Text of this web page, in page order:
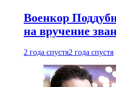
Военкор
на вручение
2 года спустя2 года спустя